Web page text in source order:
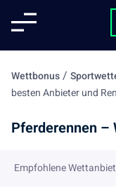
Wettbonus/
besten Anbieter und
Pferderennen –
Empfohlene